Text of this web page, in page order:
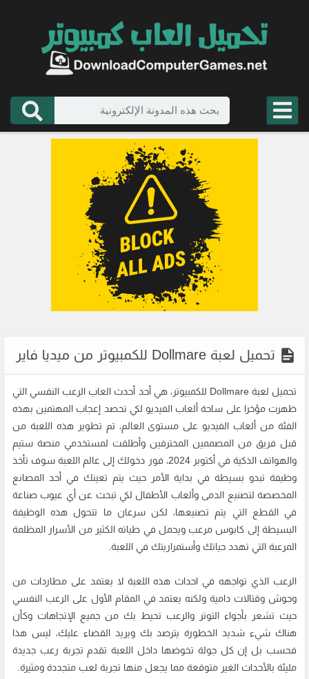
تحميل لعبة Dollmare للكمبيوتر من ميديا فاير
تحميل لعبة Dollmare للكمبيوتر، هي أحد أحدث العاب الرعب النفسي التي
ظهرت مؤخرا على ساحة ألعاب الفيديو لكي تحصد إعجاب المهتمين بهذه
الفئة من ألعاب الفيديو على مستوى العالم، تم تطوير هذه اللعبة من
قبل فريق من المصممين المحترفين وأطلقت لمستخدمي منصة ستيم
والهواتف الذكية في أكتوبر 2024، فور دخولك إلى عالم اللعبة سوف تأخذ
وظيفة تبدو بسيطة في بداية الأمر حيث يتم تعينك في أحد المصانع
المخصصة لتصنيع الدمى وألعاب الأطفال لكي تبحث عن أي عيوب صناعة
في القطع التي يتم تصنيعها، لكن سرعان ما تتحول هذه الوظيفة
البسيطة إلى كابوس مرعب ويحمل في طياته الكثير من الأسرار المظلمة
المرعبة التي تهدد حياتك وأستمراريتك في اللعبة.
الرعب الذي تواجهه في احداث هذه اللعبة لا يعتمد على مطاردات من
وحوش وقتالات دامية ولكنه يعتمد في المقام الأول على الرعب النفسي
حيث تشعر بأجواء التوتر والرعب تحيط بك من جميع الإتجاهات وكأن
هناك شيء شديد الخطورة يترصد بك ويريد القضاء عليك، ليس هذا
فحسب بل إن كل جولة تخوضها داخل اللعبة تقدم تجربة رعب جديدة
مليئة بالأحداث الغير متوقعة مما يجعل منها تجربة لعب متجددة ومثيرة.